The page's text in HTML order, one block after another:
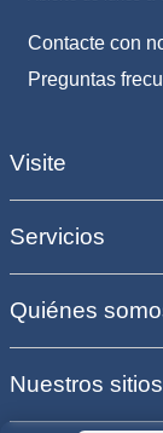
Contacte con
Preguntas
Visite
Servicios
Quiénes
Nuestros sitios